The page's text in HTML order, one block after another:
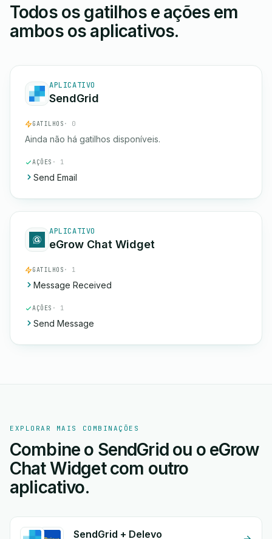
Todos os gatilhos e ações em
ambos os aplicativos.
APLICATIVO
SendGrid
GATILHOS · 0
Ainda não há gatilhos disponíveis.
AÇÕES · 1
Send Email
APLICATIVO
eGrow Chat Widget
GATILHOS · 1
Message Received
AÇÕES · 1
Send Message
EXPLORAR MAIS COMBINAÇÕES
Combine o SendGrid ou o eGrow
Chat Widget com outro
aplicativo.
SendGrid + Delevo